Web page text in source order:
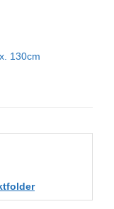
130cm